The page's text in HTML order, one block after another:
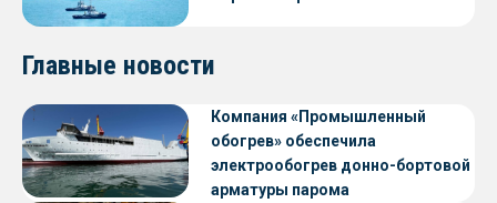
Главные новости
Компания «Промышленный
обогрев» обеспечила
электрообогрев донно-бортовой
арматуры парома